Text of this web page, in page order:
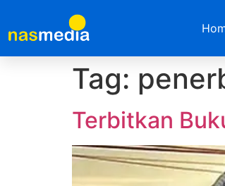
Tag:
Terbitkan